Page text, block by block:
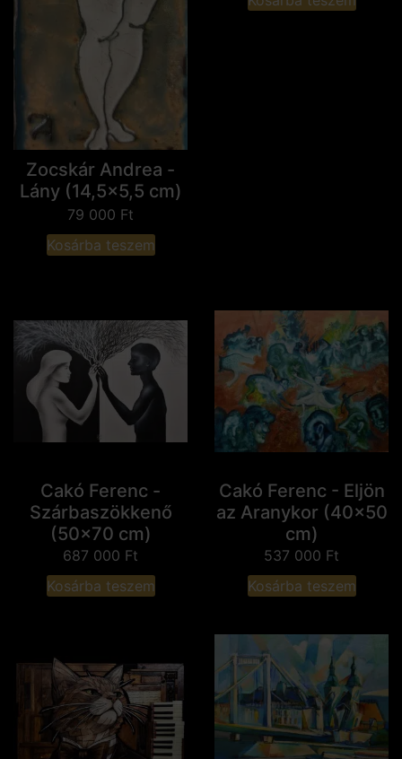
Zocskár Andrea -
Lány (14,5x5,5 cm)
79 000 Ft
Kosárba teszem
Cakó Ferenc -
Szárbaszökkenő
(50x70 cm)
687 000 Ft
Kosárba teszem
Cakó Ferenc - Eljön
az Aranykor (40x50
cm)
537 000 Ft
Kosárba teszem